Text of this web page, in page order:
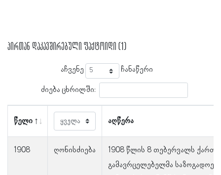
პირთან დაკავშირებული ფაქტოიდი (1)
აჩვენე ჩანაწერი
ძიება ცხრილში:
წელი აღწერა
1908 ღონისძიება
1908 წლის 8 თებერვალს
გამავრცელებელმა